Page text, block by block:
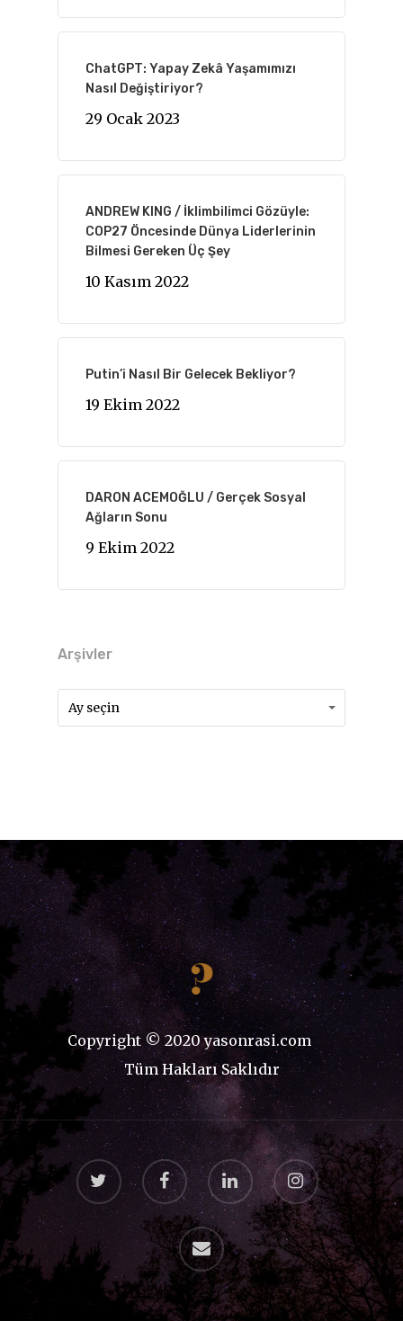
ChatGPT: Yapay Zekâ Yaşamımızı
Nasıl Değiştiriyor?
29 Ocak 2023
ANDREW KING / İklimbilimci Gözüyle:
COP27 Öncesinde Dünya Liderlerinin
Bilmesi Gereken Üç Şey
10 Kasım 2022
Putin’i Nasıl Bir Gelecek Bekliyor?
19 Ekim 2022
DARON ACEMOĞLU / Gerçek Sosyal
Ağların Sonu
9 Ekim 2022
Arşivler
Arşivler
Ay seçin
Arşivler
Copyright © 2020 yasonrasi.com
Tüm Hakları Saklıdır